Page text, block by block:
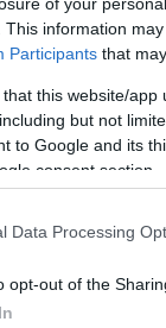
This information
Participants that
that this website/
but not
to Google and its
consent section.
Data Processing
opt-out of the